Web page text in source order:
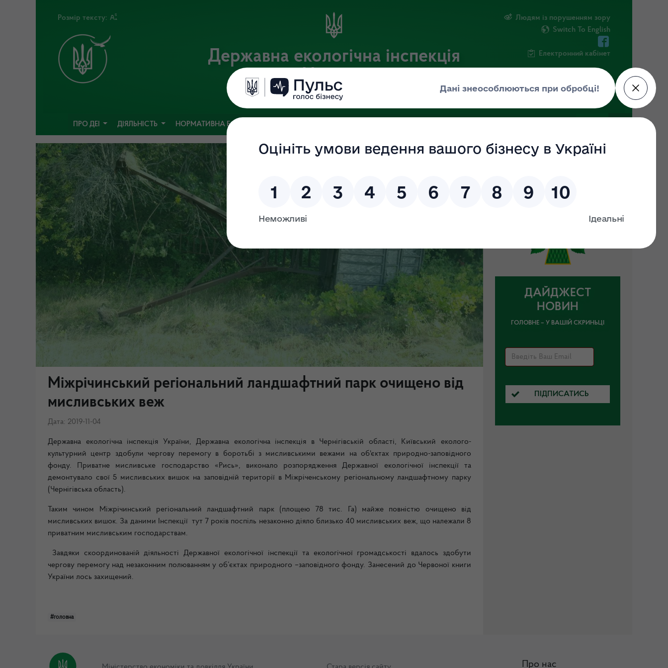
Розмір тексту:
Державна екологічна інспекція
України
Офіційний веб-портал Державної екологічної інспекції України
Людям із порушенням зору
Switch To English
Електронний кабінет
ПРО ДЕІ ДІЯЛЬНІСТЬ НОРМАТИВНА БАЗА
Міжрічинський регіональний ландшафтний парк очищено від
мисливських веж
Дата: 2019-11-04
Державна екологічна інспекція України, Державна екологічна інспекція в Чернігівській області, Київський еколого-
культурний центр здобули чергову перемогу в боротьбі з мисливськими вежами на об'єктах природно-заповідного
фонду. Приватне мисливське господарство «Рись», виконало розпорядження Державної екологічної інспекції та
демонтувало свої 5 мисливських вишок на заповідній території в Міжріченському регіональному ландшафтному парку
(Чернігівська область).
Таким чином Міжрічинський регіональний ландшафтний парк (площею 78 тис. Га) майже повністю очищено від
мисливських вишок. За даними Інспекції тут 7 років поспіль незаконно діяло близько 40 мисливських веж, що належали 8
приватним мисливським господарствам.
Завдяки скоординованій діяльності Державної екологічної інспекції та екологічної громадськості вдалось здобути
чергову перемогу над незаконним полюванням у об’єктах природного –заповідного фонду. Занесений до Червоної книги
України лось захищений.
#головна
ДАЙДЖЕСТ
НОВИН
ГОЛОВНЕ – У ВАШІЙ СКРИНЬЦІ
ПІДПИСАТИСЬ
Про нас